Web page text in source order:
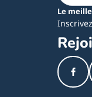
Le